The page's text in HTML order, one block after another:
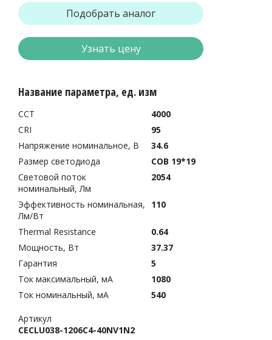
Подобрать аналог
Узнать цену
Название параметра, ед. изм
CCT
4000
CRI
95
Напряжение номинальное, В
34.6
Размер светодиода
COB 19*19
Световой поток
номинальный, Лм
2054
Эффективность номинальная,
Лм/Вт
110
Thermal Resistance
0.64
Мощность, Вт
37.37
Гарантия
5
Ток максимальный, мА
1080
Ток номинальный, мА
540
Артикул
CECLU038-1206C4-40NV1N2